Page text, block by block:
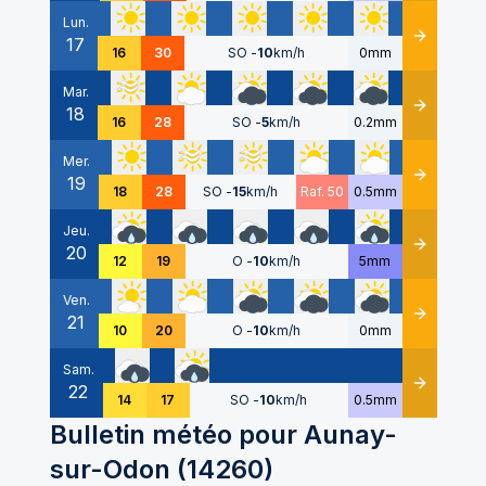
Lun.
17 16 30 SO -10km/h 0mm Détails
Mar.
18 16 28 SO -5km/h 0.2mm Détails
Mer.
19 18 28 SO -15km/h Raf. 50 0.5mm Détails
Jeu.
20 12 19 O -10km/h 5mm Détails
Ven.
21 10 20 O -10km/h 0mm Détails
Sam.
22 14 17 SO -10km/h 0.5mm Détails
Bulletin météo pour Aunay-
sur-Odon (14260)